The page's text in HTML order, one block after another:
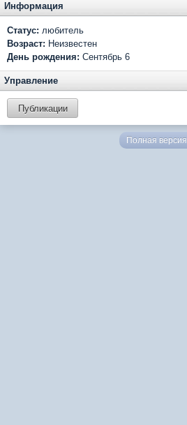
Информация
Статус: любитель
Возраст: Неизвестен
День рождения: Сентябрь 6
Управление
Публикации
Полная версия